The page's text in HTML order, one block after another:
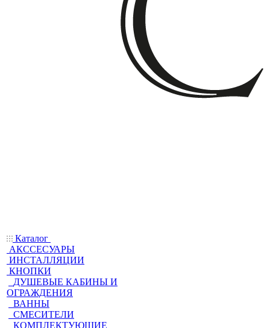
Каталог
АКССЕСУАРЫ
ИНСТАЛЛЯЦИИ
КНОПКИ
ДУШЕВЫЕ КАБИНЫ И
ОГРАЖДЕНИЯ
ВАННЫ
СМЕСИТЕЛИ
КОМПЛЕКТУЮЩИЕ